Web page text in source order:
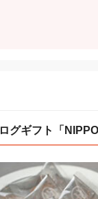
グギフト「